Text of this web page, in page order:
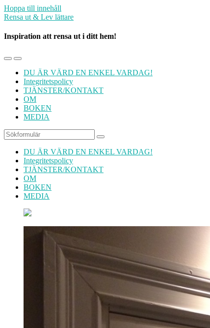
Hoppa till innehåll
Rensa ut & Lev lättare
Inspiration att rensa ut i ditt hem!
Slå
mobilmenyn
Slå
på/av
sökfältet
DU ÄR VÄRD EN ENKEL VARDAG!
Integritetspolicy
TJÄNSTER/KONTAKT
OM
BOKEN
MEDIA
Sök
DU ÄR VÄRD EN ENKEL VARDAG!
Integritetspolicy
TJÄNSTER/KONTAKT
OM
BOKEN
MEDIA